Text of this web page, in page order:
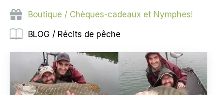
Boutique / Chèques-cadeaux et Nymphes!
BLOG / Récits de pêche